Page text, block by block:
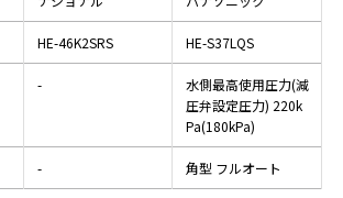
HE-46K2SRS HE-S37LQS
-
水側最高使用圧力(減
圧弁設定圧力) 220k
Pa(180kPa)
- 角型 フルオート